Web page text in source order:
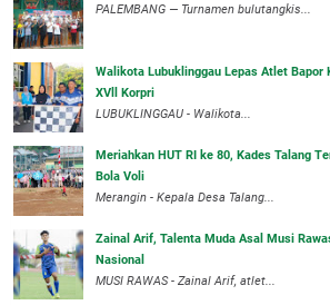
PALEMBANG — Turnamen bulutangkis...
Walikota Lubuklinggau Lepas Atlet Bapor
XVll Korpri
LUBUKLINGGAU - Walikota...
Meriahkan HUT RI ke 80, Kades Talang
Bola Voli
Merangin - Kepala Desa Talang...
Zainal Arif, Talenta Muda Asal Musi
Nasional
MUSI RAWAS - Zainal Arif, atlet...